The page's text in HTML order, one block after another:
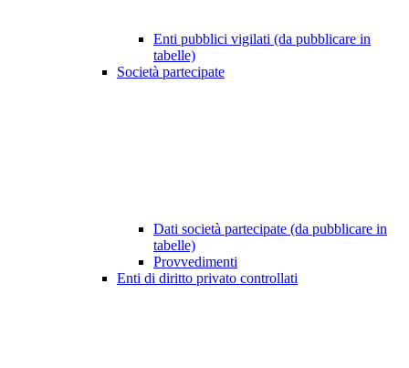
Enti pubblici vigilati (da pubblicare in
tabelle)
Società partecipate
Dati società partecipate (da pubblicare in
tabelle)
Provvedimenti
Enti di diritto privato controllati